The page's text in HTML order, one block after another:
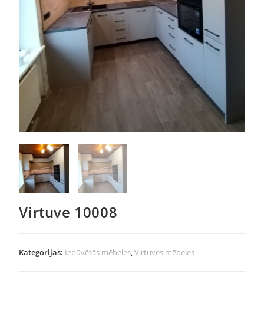
Virtuve 10008
Kategorijas: Iebūvētās mēbeles,Virtuves mēbeles